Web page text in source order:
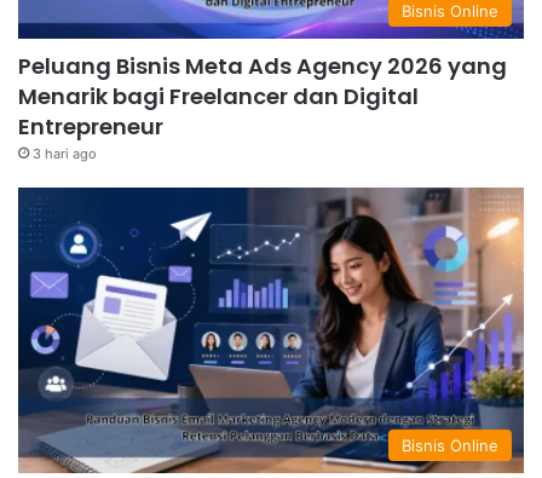
Bisnis Online
Peluang Bisnis Meta Ads Agency 2026 yang
Menarik bagi Freelancer dan Digital
Entrepreneur
3 hari ago
Bisnis Online